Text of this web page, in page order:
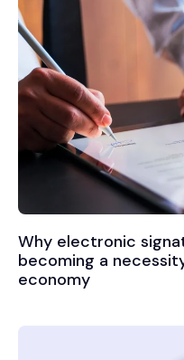
Why electronic
becoming a
economy